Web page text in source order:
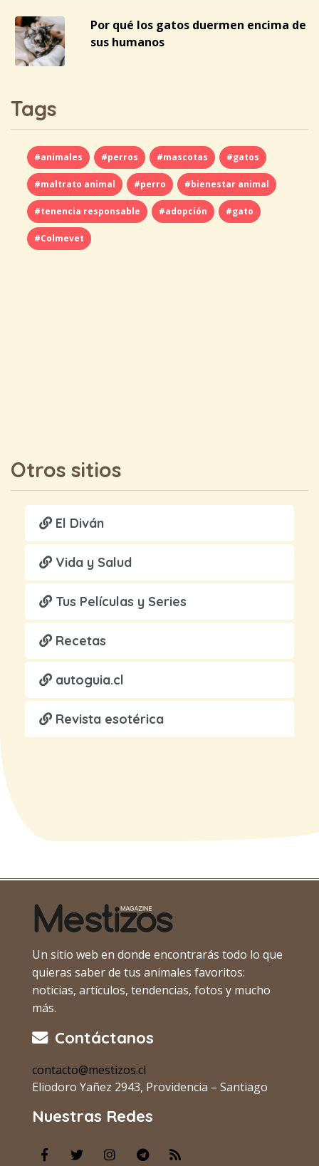
Por qué los gatos duermen encima de
sus humanos
Tags
#animales #perros #mascotas #gatos
#maltrato animal #perro #bienestar animal
#tenencia responsable #adopción #gato
#Colmevet
Otros sitios
El Diván
Vida y Salud
Tus Películas y Series
Recetas
autoguia.cl
Revista esotérica
Un sitio web en donde encontrarás todo lo que
quieras saber de tus animales favoritos:
noticias, artículos, tendencias, fotos y mucho
más.
Contáctanos
contacto@mestizos.cl
Eliodoro Yañez 2943, Providencia – Santiago
Nuestras Redes